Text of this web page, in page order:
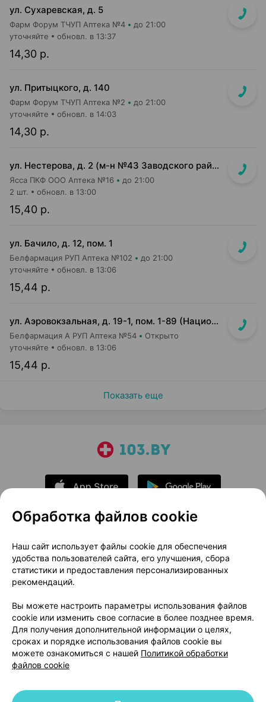
ул. Сухаревская, д. 5
Фарм Форум ТЧУП Аптека №4 до 21:00
14,30 р.
уточняйте обновл. в 13:37
ул. Притыцкого, д. 140
Фарм Форум ТЧУП Аптека №2 до 21:00
14,30 р.
уточняйте обновл. в 14:03
ул. Нестерова, д. 2 (м-н №43 Заводского райпищеторга)
Ясса ПКФ ООО Аптека №16 до 21:00
15,40 р.
2 шт. обновл. в 13:00
ул. Бачило, д. 12, пом. 1
Белфармация РУП Аптека №102 до 21:00
15,44 р.
уточняйте обновл. в 13:06
ул. Аэровокзальная, д. 19-1, пом. 1-89 (Национальный аэропорт "Минск", 3 этаж)
Белфармация А РУП Аптека №54 Открыто
15,44 р.
уточняйте обновл. в 13:06
Показать еще
О проекте
Новости проекта
Размещение рекламы
Медицинский маркетинг
Публичный договор
Доставка
Способы оплаты
Вакансии
Партнеры
Написать руководителю 103.by
Написать в поддержку
Персональные настройки Cookie
Обработка файлов cookie
Наш сайт использует файлы cookie для обеспечения
удобства пользователей сайта, его улучшения, сбора
статистики и предоставления персонализированных
рекомендаций.
Вы можете настроить параметры использования файлов
cookie или изменить свое согласие в более позднее время.
Для получения дополнительной информации о целях,
сроках и порядке использования файлов cookie вы
можете ознакомиться с нашей Политикой обработки
файлов cookie